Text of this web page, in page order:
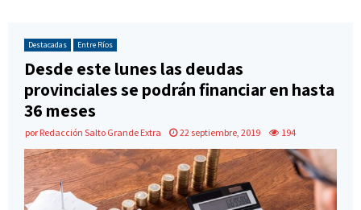
Destacadas Entre Ríos
Desde este lunes las deudas
provinciales se podrán financiar en hasta
36 meses
por Redacción Salto Grande Extra 22 septiembre, 2019 194